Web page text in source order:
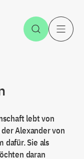
Suche
lebt von
Alexander von
dafür. Sie als
daran